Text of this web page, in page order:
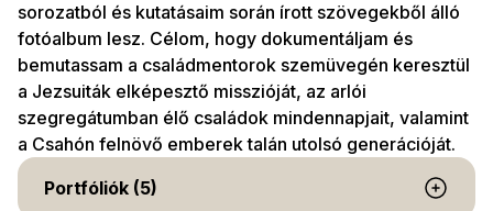
sorozatból és kutatásaim során írott szövegekből álló
fotóalbum lesz. Célom, hogy dokumentáljam és
bemutassam a családmentorok szemüvegén keresztül
a Jezsuiták elképesztő misszióját, az arlói
szegregátumban élő családok mindennapjait, valamint
a Csahón felnövő emberek talán utolsó generációját.
Portfóliók (5)